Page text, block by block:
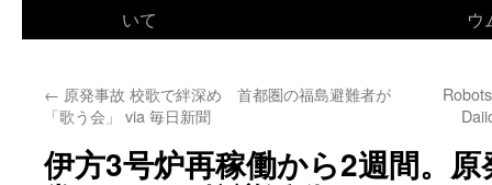
いて
ウ
← 原発事故 校歌で絆深め 首都圏の福島避難者が
「歌う会」 via 毎日新聞
伊方3号炉再稼働から2週間。